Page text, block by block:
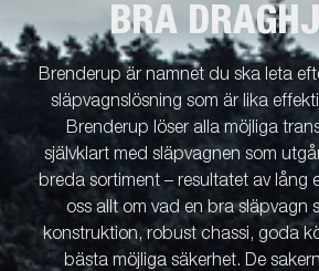
BRA
Brenderup är namnet du ska leta
släpvagnslösning som är lika
Brenderup löser alla möjliga
självklart med släpvagnen som
breda sortiment – resultatet av lång
oss allt om vad en bra släpvagn
konstruktion, robust chassi, goda
bästa möjliga säkerhet. De